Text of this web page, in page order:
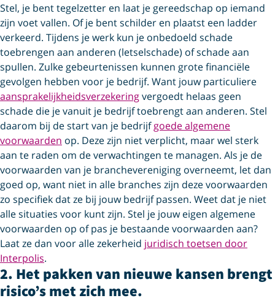
Stel, je bent tegelzetter en laat je gereedschap op iemand
zijn voet vallen. Of je bent schilder en plaatst een ladder
verkeerd. Tijdens je werk kun je onbedoeld schade
toebrengen aan anderen (letselschade) of schade aan
spullen. Zulke gebeurtenissen kunnen grote financiële
gevolgen hebben voor je bedrijf. Want jouw particuliere
aansprakelijkheids­verzekeringvergoedt helaas geen
schade die je vanuit je bedrijf toebrengt aan anderen. Stel
daarom bij de start van je bedrijfgoede algemene
voorwaarden op. Deze zijn niet verplicht, maar wel sterk
aan te raden om de verwachtingen te managen. Als je de
voorwaarden van je branchevereniging overneemt, let dan
goed op, want niet in alle branches zijn deze voorwaarden
zo specifiek dat ze bij jouw bedrijf passen. Weet dat je niet
alle situaties voor kunt zijn. Stel je jouw eigen algemene
voorwaarden op of pas je bestaande voorwaarden aan?
Laat ze dan voor alle zekerheid juridisch toetsen door
Interpolis.
2. Het pakken van nieuwe kansen brengt
risico’s met zich mee.